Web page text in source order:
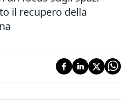
il recupero della